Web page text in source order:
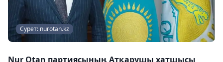
Сурет: nurotan.kz
Nur Otan партиясының Атқарушы хатшысы